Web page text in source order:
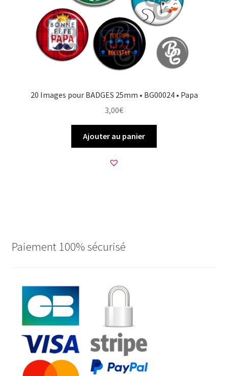
20 Images pour BADGES 25mm • BG00024 • Papa
3,00€
Ajouter au panier
Paiement 100% sécurisé